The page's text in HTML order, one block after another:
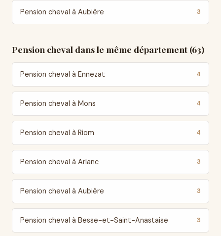
Pension cheval à Aubière 3
Pension cheval dans le même département (63)
Pension cheval à Ennezat 4
Pension cheval à Mons 4
Pension cheval à Riom 4
Pension cheval à Arlanc 3
Pension cheval à Aubière 3
Pension cheval à Besse-et-Saint-Anastaise 3